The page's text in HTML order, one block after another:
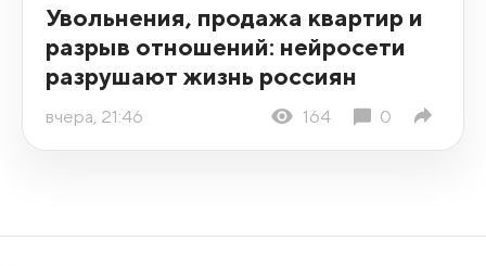
Увольнения, продажа квартир и
разрыв отношений: нейросети
разрушают жизнь россиян
вчера, 21:46 164 0